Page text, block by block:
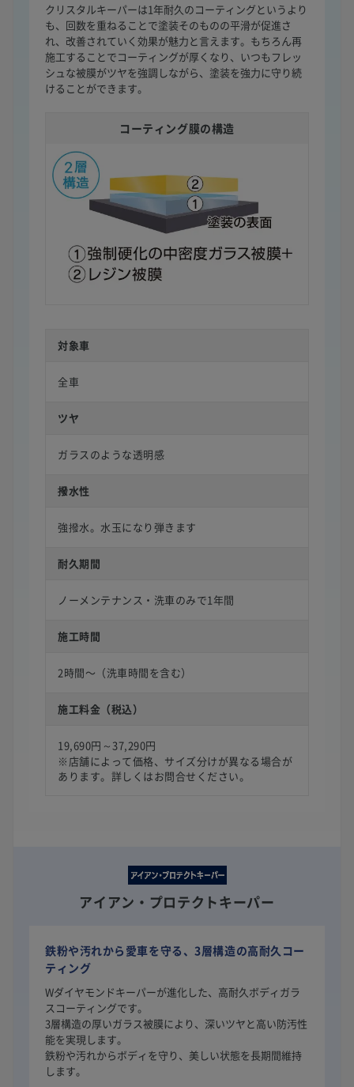
クリスタルキーパーは1年耐久のコーティングというより
も、回数を重ねることで塗装そのものの平滑が促進さ
れ、改善されていく効果が魅力と言えます。もちろん再
施工することでコーティングが厚くなり、いつもフレッ
シュな被膜がツヤを強調しながら、塗装を強力に守り続
けることができます。
コーティング膜の構造
対象車
全車
ツヤ
ガラスのような透明感
撥水性
強撥水。水玉になり弾きます
耐久期間
ノーメンテナンス・洗車のみで1年間
施工時間
2時間〜（洗車時間を含む）
施工料金（税込）
19,690円～37,290円
※店舗によって価格、サイズ分けが異なる場合が
あります。詳しくはお問合せください。
アイアン・プロテクトキーパー
鉄粉や汚れから愛車を守る、3層構造の高耐久コー
ティング
Wダイヤモンドキーパーが進化した、高耐久ボディガラ
スコーティングです。
3層構造の厚いガラス被膜により、深いツヤと高い防汚性
能を実現します。
鉄粉や汚れからボディを守り、美しい状態を長期間維持
します。